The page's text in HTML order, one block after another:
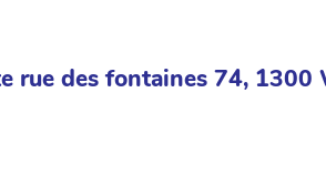
rue des fontaines 74,